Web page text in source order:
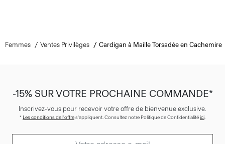
Femmes Ventes Privilèges Cardigan à Maille Torsadée en Cachemire
-15% SUR VOTRE PROCHAINE COMMANDE*
Inscrivez-vous pour recevoir votre offre de bienvenue exclusive.
* Les conditions de l'offres'appliquent. Consultez notre Politique de Confidentialitéici.